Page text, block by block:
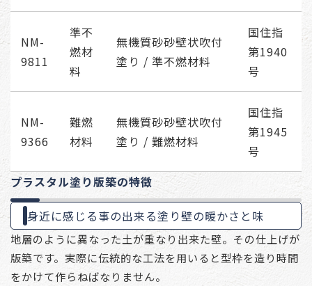
NM-
9811
準不
燃材
料
無機質砂砂壁状吹付
塗り / 準不燃材料
国住指
第1940
号
NM-
9366
難燃
材料
無機質砂砂壁状吹付
塗り / 難燃材料
国住指
第1945
号
プラスタル塗り版築の特徴
身近に感じる事の出来る塗り壁の暖かさと味
地層のように異なった土が重なり出来た壁。その仕上げが
版築です。実際に伝統的な工法を用いると型枠を造り時間
をかけて作らねばなりません。